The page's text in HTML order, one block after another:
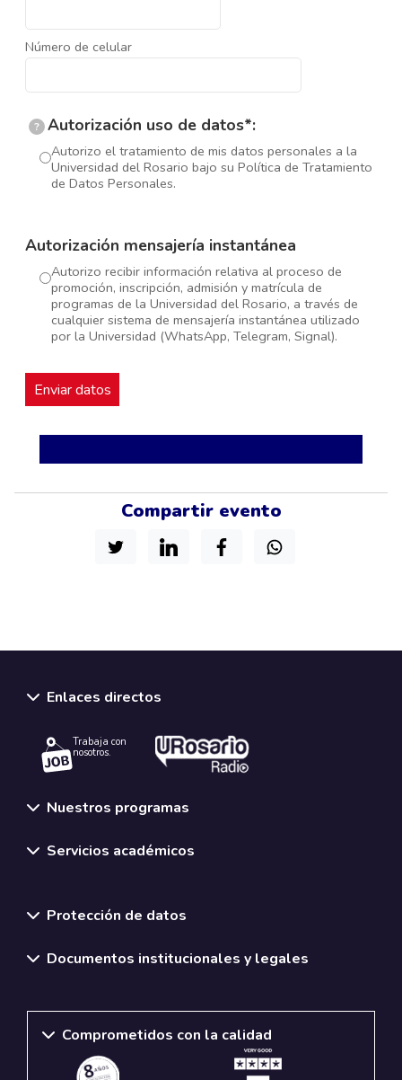
Número de celular
? Autorización uso de datos*:
Autorizo el tratamiento de mis datos personales a la
Universidad del Rosario bajo su Política de Tratamiento
de Datos Personales.
Autorización mensajería instantánea
Autorizo recibir información relativa al proceso de
promoción, inscripción, admisión y matrícula de
programas de la Universidad del Rosario, a través de
cualquier sistema de mensajería instantánea utilizado
por la Universidad (WhatsApp, Telegram, Signal).
Compartir evento
Enlaces directos
Trabaja con
nosotros.
Nuestros programas
Servicios académicos
Protección de datos
Documentos institucionales y legales
Comprometidos con la calidad